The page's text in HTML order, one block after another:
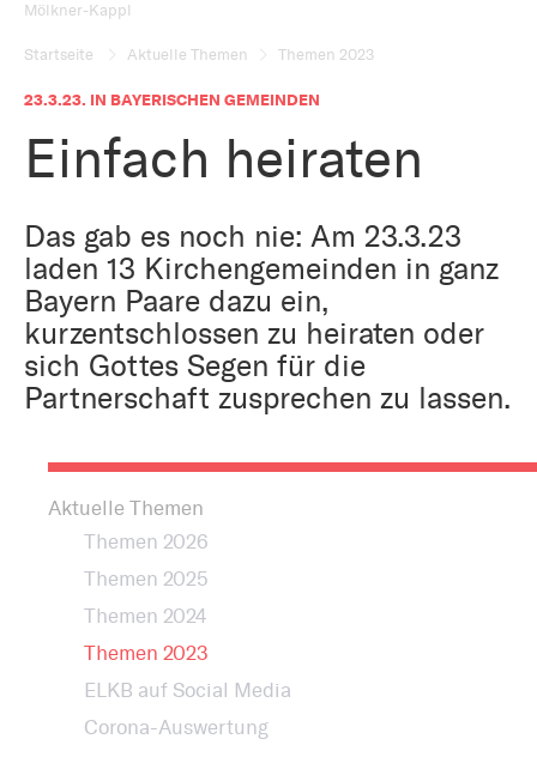
Mölkner-Kappl
Startseite Aktuelle Themen Themen 2023
23.3.23. IN BAYERISCHEN GEMEINDEN
Einfach heiraten
Das gab es noch nie: Am 23.3.23
laden 13 Kirchengemeinden in ganz
Bayern Paare dazu ein,
kurzentschlossen zu heiraten oder
sich Gottes Segen für die
Partnerschaft zusprechen zu lassen.
Aktuelle Themen
Themen 2026
Themen 2025
Themen 2024
Themen 2023
ELKB auf Social Media
Corona-Auswertung
Kirche und Geld
Reformprozess PUK
Arbeiten bei der Kirche
Kirchenjahr
Ökumene
Religion in der Schule
Kunst
Aktiv gegen Missbrauch
Bildung und Gesellschaft
Weltanschauungsfragen
Gegen Rechtsextremismus